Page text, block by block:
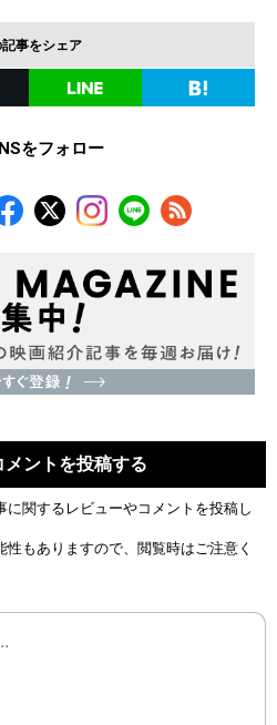
記事をシェア
をフォロー
ントを投稿する
に関するレビューやコメントを投稿し
もありますので、閲覧時はご注意く